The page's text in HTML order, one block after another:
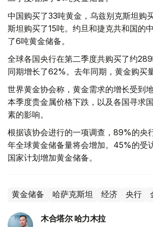
中国购买了33吨黄金，乌兹别克斯坦购
斯坦购买了15吨。约旦和捷克共和国的
了6吨黄金储备。
全球各国央行在第二季度共购买了约
同期增长了62%。去年同期，黄金购买
世界黄金协会称，黄金需求的增长受到
本季度贵金属价格下跌，以及各国寻求
素的影响。
根据该协会进行的一项调查，89%的央
年全球黄金储备量将会增加。45%的受
国家计划增加黄金储备。
黄金储备 哈萨克斯坦 经济 央行
木合塔尔 哈力木拉